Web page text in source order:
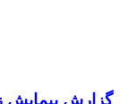
گزارش پیمایش